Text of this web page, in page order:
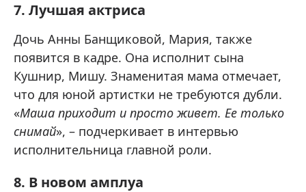
7. Лучшая актриса
Дочь Анны Банщиковой, Мария, также
появится в кадре. Она исполнит сына
Кушнир, Мишу. Знаменитая мама отмечает,
что для юной артистки не требуются дубли.
«Маша приходит и просто живет. Ее только
снимай», – подчеркивает в интервью
исполнительница главной роли.
8. В новом амплуа